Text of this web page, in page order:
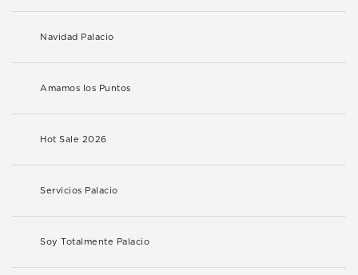
Navidad Palacio
Amamos los Puntos
Hot Sale 2026
Servicios Palacio
Soy Totalmente Palacio